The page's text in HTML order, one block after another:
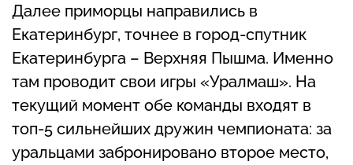
Далее приморцы направились в
Екатеринбург, точнее в город-спутник
Екатеринбурга – Верхняя Пышма. Именно
там проводит свои игры «Уралмаш». На
текущий момент обе команды входят в
топ-5 сильнейших дружин чемпионата: за
уральцами забронировано второе место,